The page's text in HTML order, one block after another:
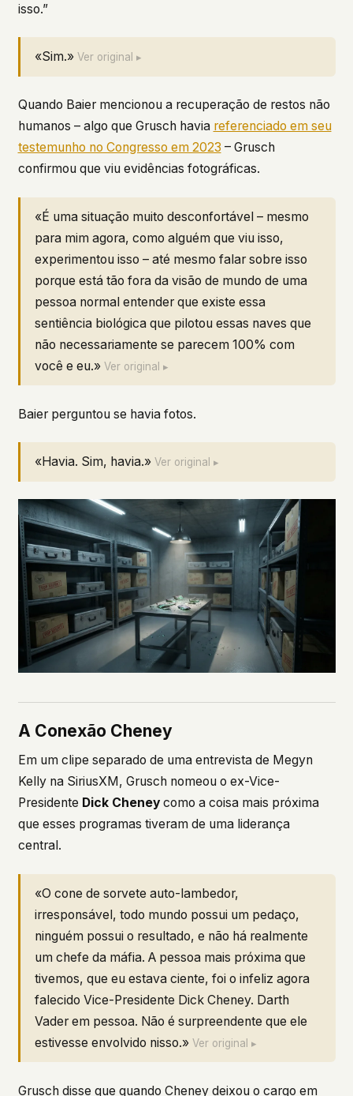
isso.”
«Sim.»Ver original ▸
Quando Baier mencionou a recuperação de restos não
humanos – algo que Grusch havia referenciado em seu
testemunho no Congresso em 2023 – Grusch
confirmou que viu evidências fotográficas.
«É uma situação muito desconfortável – mesmo
para mim agora, como alguém que viu isso,
experimentou isso – até mesmo falar sobre isso
porque está tão fora da visão de mundo de uma
pessoa normal entender que existe essa
sentiência biológica que pilotou essas naves que
não necessariamente se parecem 100% com
você e eu.»Ver original ▸
Baier perguntou se havia fotos.
«Havia. Sim, havia.»Ver original ▸
A Conexão Cheney
Em um clipe separado de uma entrevista de Megyn
Kelly na SiriusXM, Grusch nomeou o ex-Vice-
Presidente Dick Cheneycomo a coisa mais próxima
que esses programas tiveram de uma liderança
central.
«O cone de sorvete auto-lambedor,
irresponsável, todo mundo possui um pedaço,
ninguém possui o resultado, e não há realmente
um chefe da máfia. A pessoa mais próxima que
tivemos, que eu estava ciente, foi o infeliz agora
falecido Vice-Presidente Dick Cheney. Darth
Vader em pessoa. Não é surpreendente que ele
estivesse envolvido nisso.»Ver original ▸
Grusch disse que quando Cheney deixou o cargo em